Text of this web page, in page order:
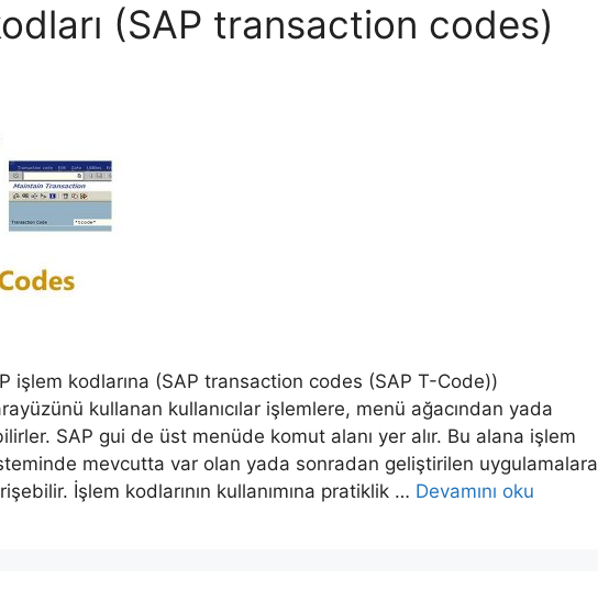
(SAP transaction codes)
işlem kodlarına (SAP transaction codes (SAP T-Code))
kullanan kullanıcılar işlemlere, menü ağacından yada
SAP gui de üst menüde komut alanı yer alır. Bu alana işlem
mevcutta var olan yada sonradan geliştirilen uygulamalara
İşlem kodlarının kullanımına pratiklik … Devamını oku